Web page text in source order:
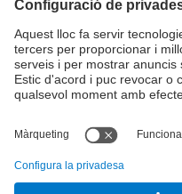
Directori UPC
Formulari de contacte